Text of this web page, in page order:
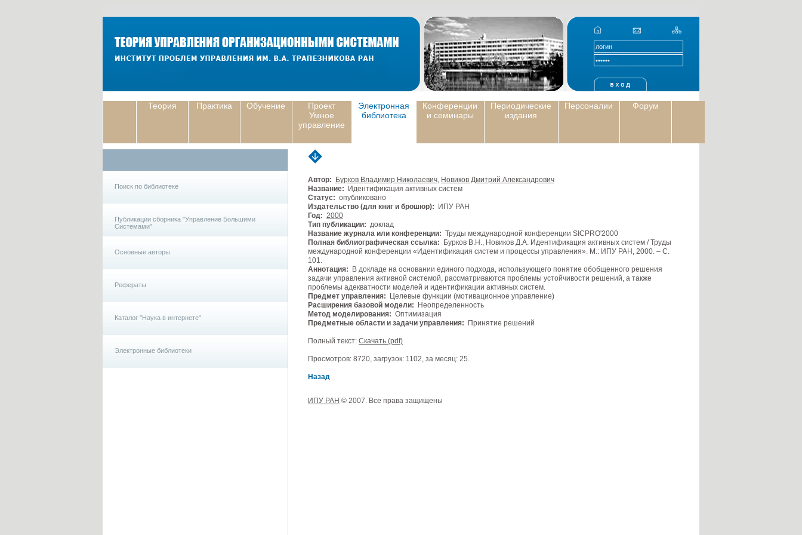
Теория Практика Обучение
Проект
Умное
управление
Электронная
библиотека
Конференции
и семинары
Периодические
издания
Персоналии Форум
Поиск по библиотеке
Публикации сборника "Управление Большими
Системами"
Основные авторы
Рефераты
Каталог "Наука в интернете"
Электронные библиотеки
Автор: Бурков Владимир Николаевич, Новиков Дмитрий Александрович
Название: Идентификация активных систем
Статус: опубликовано
Издательство (для книг и брошюр): ИПУ РАН
Год: 2000
Тип публикации: доклад
Название журнала или конференции: Труды международной конференции SICPRO'2000
Полная библиографическая ссылка: Бурков В.Н., Новиков Д.А. Идентификация активных систем / Труды
международной конференции «Идентификация систем и процессы управления». М.: ИПУ РАН, 2000. – С.
101.
Аннотация: В докладе на основании единого подхода, использующего понятие обобщенного решения
задачи управления активной системой, рассматриваются проблемы устойчивости решений, а также
проблемы адекватности моделей и идентификации активных систем.
Предмет управления: Целевые функции (мотивационное управление)
Расширения базовой модели: Неопределенность
Метод моделирования: Оптимизация
Предметные области и задачи управления: Принятие решений
Полный текст: Скачать (pdf)
Просмотров: 8720, загрузок: 1102, за месяц: 25.
Назад
ИПУ РАН © 2007. Все права защищены